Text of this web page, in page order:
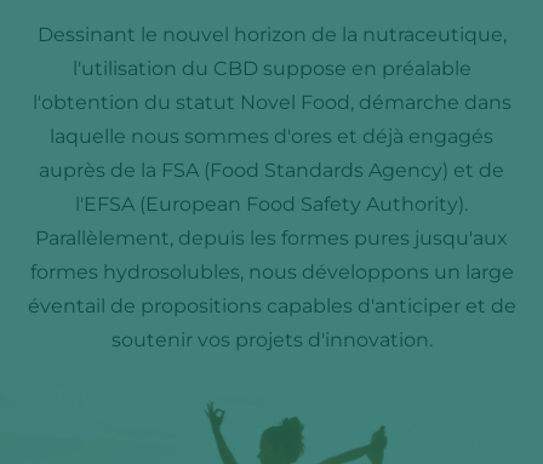
Dessinant le nouvel horizon de la nutraceutique,
l'utilisation du CBD suppose en préalable
l'obtention du statut Novel Food, démarche dans
laquelle nous sommes d'ores et déjà engagés
auprès de la FSA (Food Standards Agency) et de
l'EFSA (European Food Safety Authority).
Parallèlement, depuis les formes pures jusqu'aux
formes hydrosolubles, nous développons un large
éventail de propositions capables d'anticiper et de
soutenir vos projets d'innovation.